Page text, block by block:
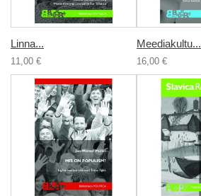
Linna...
11,00 €
Meediakultu...
16,00 €